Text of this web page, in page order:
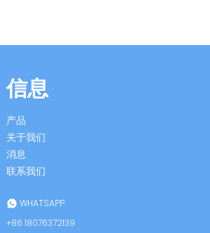
信息
产品
关于我们
消息
联系我们
WHATSAPP
+86 18076372139